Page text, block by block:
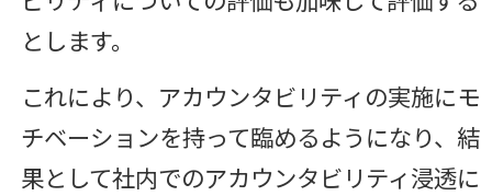
とします。
これにより、アカウンタビリティの実施にモ
チベーションを持って臨めるようになり、結
果として社内でのアカウンタビリティ浸透に